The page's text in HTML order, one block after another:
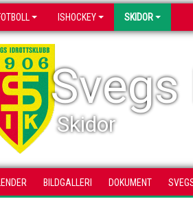
ISHOCKEY SKIDOR
Skidor
BILDGALLERI DOKUMENT